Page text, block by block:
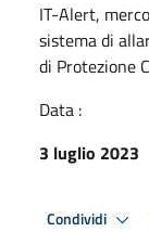
IT-Alert,
sistema di
di Protezione
Data :
3 luglio 2023
Condividi